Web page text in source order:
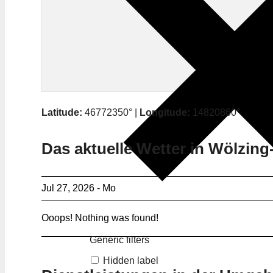
Generic filters
Hidden label
Latitude: 46772350° | Longitude: 14820860°
Das aktuelle Wetter in
Jul 27, 2026 - Mo
Ooops! Nothing was found!